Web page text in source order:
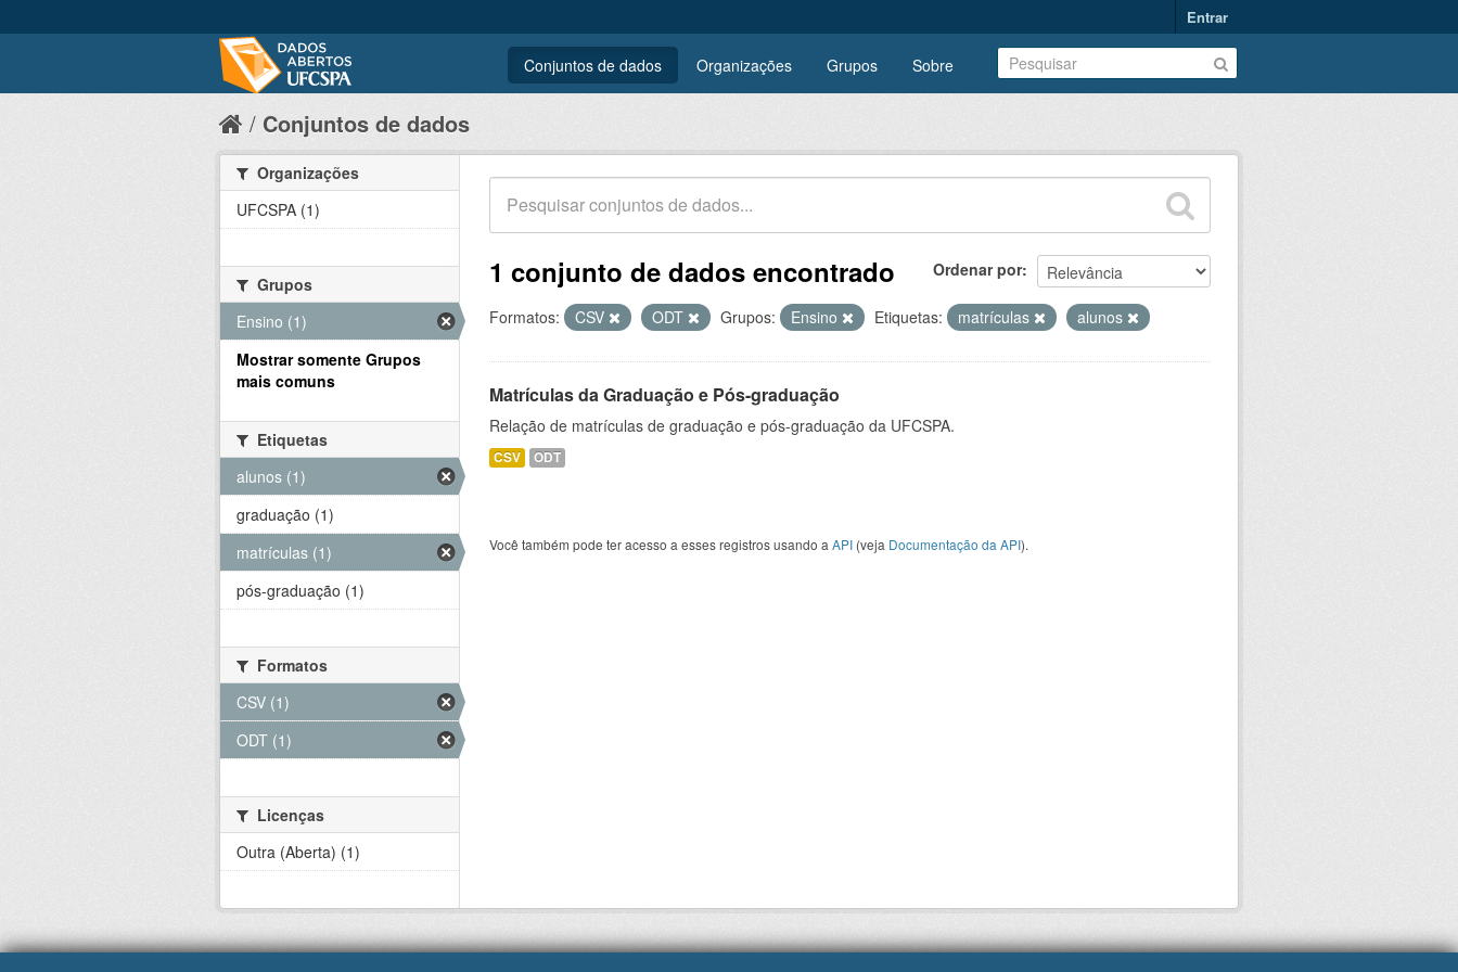
Entrar
Conjuntos de dados Organizações Grupos Sobre
Conjuntos de dados
Ordenar por
1 conjunto de dados encontrado
Formatos: CSV ODT Grupos: Ensino Etiquetas: matrículas alunos
Matrículas da Graduação e Pós-graduação
Relação de matrículas de graduação e pós-graduação da UFCSPA.
CSV ODT
Você também pode ter acesso a esses registros usando a API (veja Documentação da API).
Organizações
UFCSPA (1)
Grupos
Ensino (1)
Mostrar somente Grupos
mais comuns
Etiquetas
alunos (1)
graduação (1)
matrículas (1)
pós-graduação (1)
Formatos
CSV (1)
ODT (1)
Licenças
Outra (Aberta) (1)